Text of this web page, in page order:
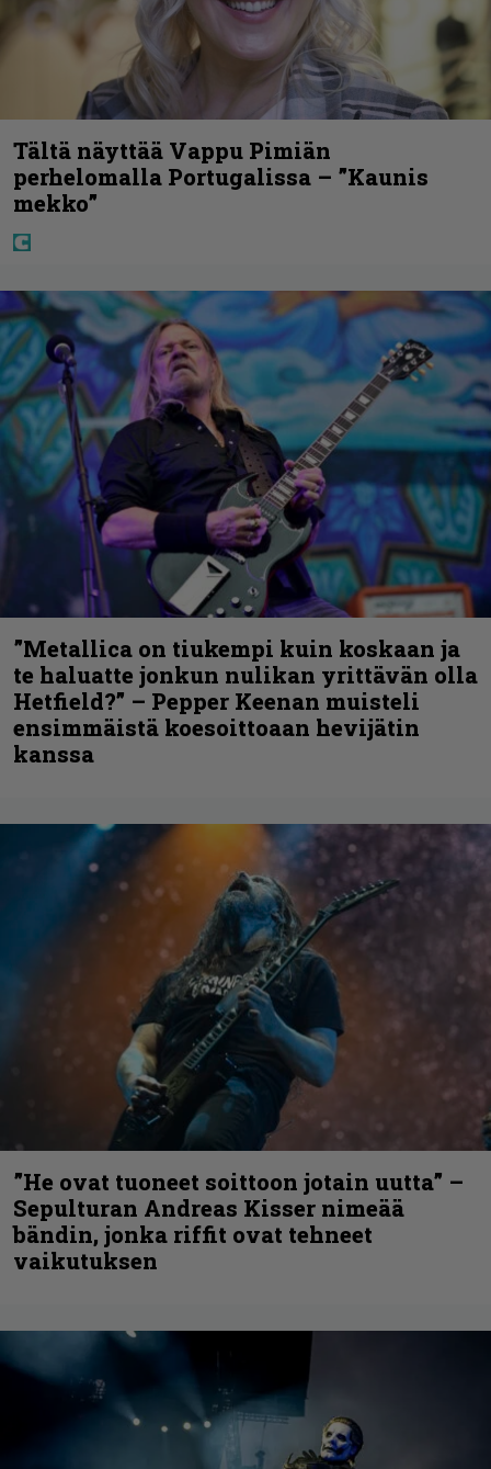
Tältä näyttää Vappu Pimiän
perhelomalla Portugalissa – ”Kaunis
mekko”
”Metallica on tiukempi kuin koskaan ja
te haluatte jonkun nulikan yrittävän olla
Hetfield?” – Pepper Keenan muisteli
ensimmäistä koesoittoaan hevijätin
kanssa
”He ovat tuoneet soittoon jotain uutta” –
Sepulturan Andreas Kisser nimeää
bändin, jonka riffit ovat tehneet
vaikutuksen